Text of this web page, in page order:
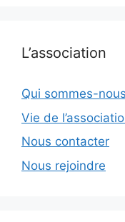
L’association
Qui sommes-nous
Vie de
Nous contacter
Nous rejoindre